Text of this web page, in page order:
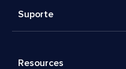
Suporte
Resources